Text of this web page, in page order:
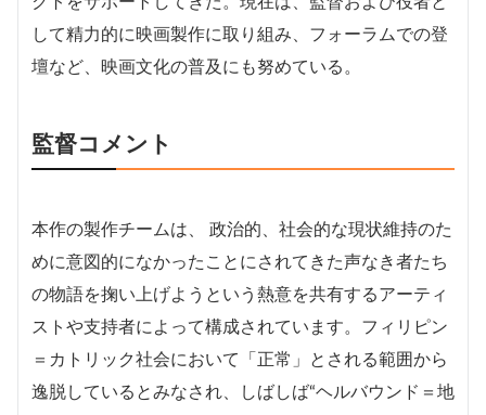
して精力的に映画製作に取り組み、フォーラムでの登
壇など、映画文化の普及にも努めている。
監督コメント
本作の製作チームは、 政治的、社会的な現状維持のた
めに意図的になかったことにされてきた声なき者たち
の物語を掬い上げようという熱意を共有するアーティ
ストや支持者によって構成されています。フィリピン
＝カトリック社会において「正常」とされる範囲から
逸脱しているとみなされ、しばしば“ヘルバウンド＝地